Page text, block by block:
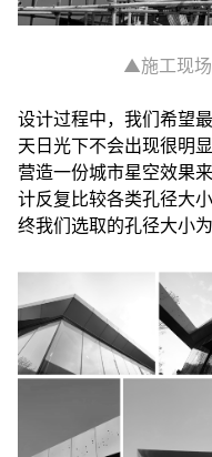
▲施工现
设计过程中，我们希望
天日光下不会出现很明
营造一份城市星空效果
计反复比较各类孔径大
终我们选取的孔径大小